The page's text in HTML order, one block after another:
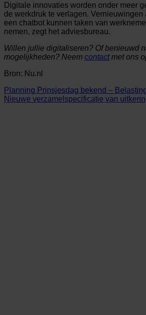
Digitale innovaties worden onder meer
de werkdruk te verlagen. Vernieuwingen
een chatbot kunnen taken van
nemen, zegt het adviesbureau.
Willen jullie digitaliseren? Of benieuwd
mogelijkheden? Neem contactmet ons
Bron: Nu.nl
Planning Prinsjesdag bekend –
Nieuwe verzamelspecificatie van